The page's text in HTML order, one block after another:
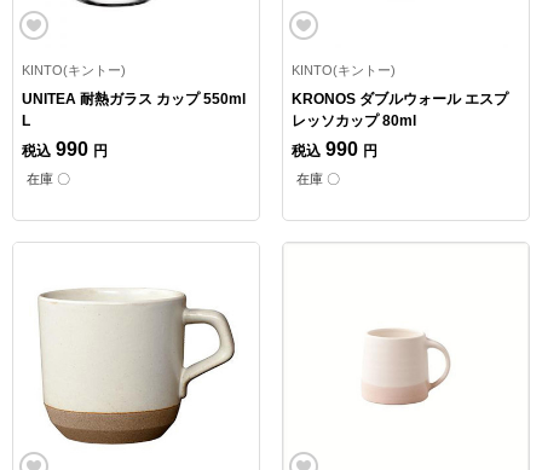
KINTO(キントー)
UNITEA 耐熱ガラス カップ 550ml
L
税込 990 円
在庫 〇
KINTO(キントー)
KRONOS ダブルウォール エスプ
レッソカップ 80ml
税込 990 円
在庫 〇